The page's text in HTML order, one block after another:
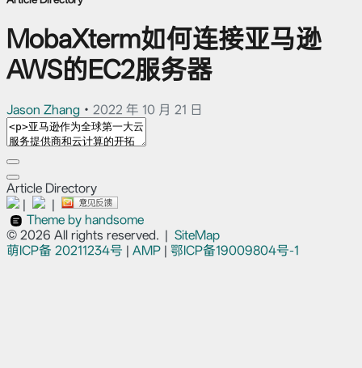
MobaXterm如何连接亚马逊
AWS的EC2服务器
Jason Zhang • 2022 年 10 月 21 日
Article Directory
|
|
Theme by handsome
© 2026 All rights reserved. | SiteMap
萌ICP备 20211234号 | AMP | 鄂ICP备19009804号-1